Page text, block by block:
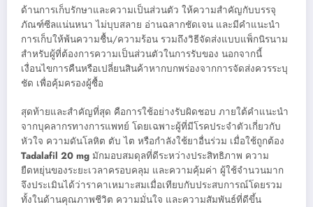
ด้านการเก็บรักษาและความเป็นส่วนตัว ให้ความสำคัญกับบรรจุ
ภัณฑ์ซีลแน่นหนา ไม่บุบสลาย อ่านฉลากชัดเจน และมีคำแนะนำ
การเก็บให้พ้นความชื้น/ความร้อน รวมถึงวิธีจัดส่งแบบแพ็กนิรนาม
สำหรับผู้ที่ต้องการความเป็นส่วนตัวในการรับของ นอกจากนี้
เงื่อนไขการคืนหรือเปลี่ยนสินค้าหากบกพร่องจากการจัดส่งควรระบุ
ชัด เพื่อคุ้มครองผู้ซื้อ
สุดท้ายและสำคัญที่สุด คือการใช้อย่างรับผิดชอบ ภายใต้คำแนะนำ
จากบุคลากรทางการแพทย์ โดยเฉพาะผู้ที่มีโรคประจำตัวเกี่ยวกับ
หัวใจ ความดันโลหิต ตับ ไต หรือกำลังใช้ยาอื่นร่วม เมื่อใช้ถูกต้อง
Tadalafil 20 mg มักมอบสมดุลที่ดีระหว่างประสิทธิภาพ ความ
ยืดหยุ่นของระยะเวลาครอบคลุม และความคุ้มค่า ผู้ใช้จำนวนมาก
จึงประเมินได้ว่าราคาเหมาะสมเมื่อเทียบกับประสบการณ์โดยรวม
ทั้งในด้านคุณภาพชีวิต ความมั่นใจ และความสัมพันธ์ที่ดีขึ้น